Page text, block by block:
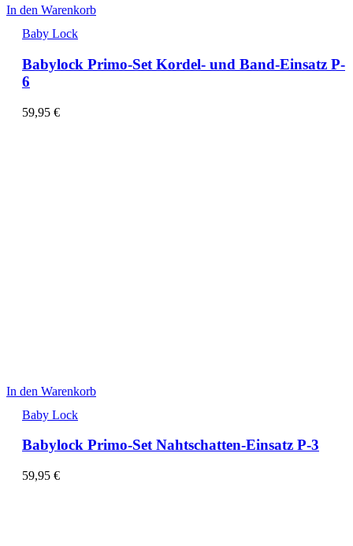
In den Warenkorb
Baby Lock
Babylock Primo-Set Kordel- und Band-Einsatz P-
6
59,95 €
In den Warenkorb
Baby Lock
Babylock Primo-Set Nahtschatten-Einsatz P-3
59,95 €